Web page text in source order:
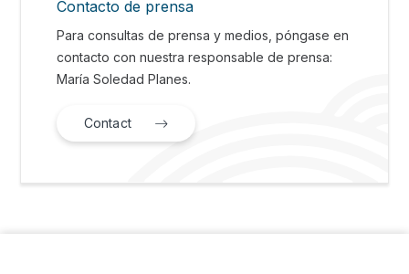
Contacto de prensa
Para consultas de prensa y medios, póngase en
contacto con nuestra responsable de prensa:
María Soledad Planes.
Contact